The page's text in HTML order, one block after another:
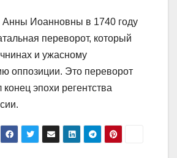
Анны Иоанновны в 1740 году
переворот, который
и ужасному
оппозиции. Это переворот
конец эпохи регентства